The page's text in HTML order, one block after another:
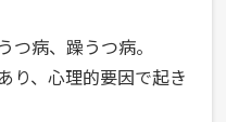
病、躁うつ病。
り、心理的要因で起き